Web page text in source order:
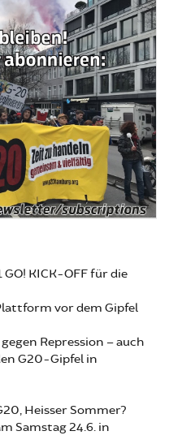
KICK-OFF für die
vor dem Gipfel
Repression – auch
G20-Gipfel in
Heisser Sommer?
Samstag 24.6. in